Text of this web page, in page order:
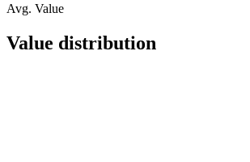
Avg. Value
Value distribution